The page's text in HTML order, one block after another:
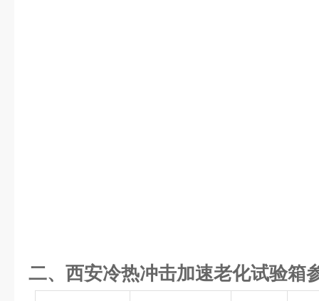
二、 西安冷热冲击加速老化试验箱